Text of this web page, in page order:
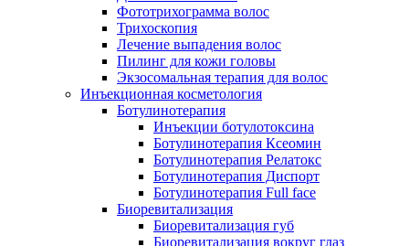
Фототрихограмма волос
Трихоскопия
Лечение выпадения волос
Пилинг для кожи головы
Экзосомальная терапия для волос
Инъекционная косметология
Ботулинотерапия
Инъекции ботулотоксина
Ботулинотерапия Ксеомин
Ботулинотерапия Релатокс
Ботулинотерапия Диспорт
Ботулинотерапия Full face
Биоревитализация
Биоревитализация губ
Биоревитализация вокруг глаз